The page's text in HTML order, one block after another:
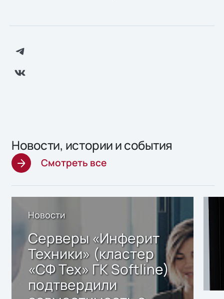
Новости, истории и события
Смотреть все
Новости
Серверы «Инферит
Техники» (кластер
«СФ Тех» ГК Softline)
подтвердили